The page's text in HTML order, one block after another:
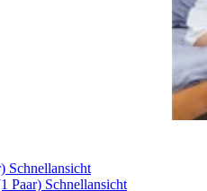
Schnellansicht
Schnellansicht